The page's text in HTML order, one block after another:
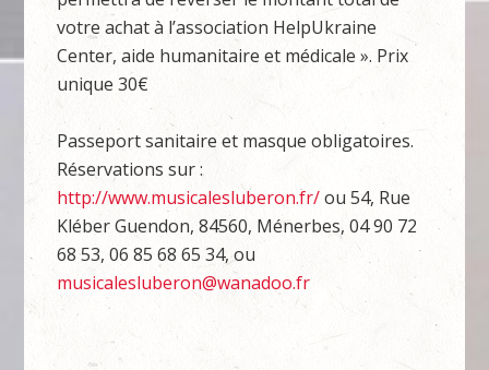
votre achat à l’association HelpUkraine
Center, aide humanitaire et médicale ». Prix
unique 30€
Passeport sanitaire et masque obligatoires.
Réservations sur :
http://www.musicalesluberon.fr/ou 54, Rue
Kléber Guendon, 84560, Ménerbes, 04 90 72
68 53, 06 85 68 65 34, ou
musicalesluberon@wanadoo.fr